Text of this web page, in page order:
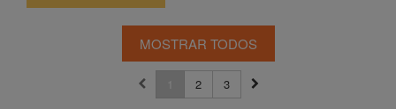
MOSTRAR TODOS
1 2 3